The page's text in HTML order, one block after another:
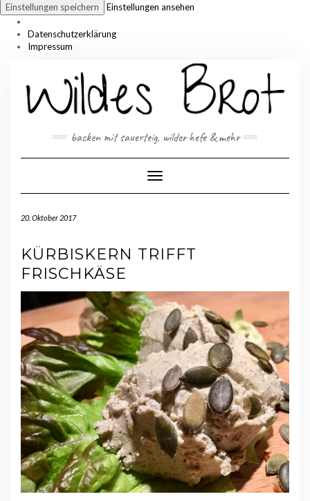
Einstellungen speichern
Einstellungen ansehen
Datenschutzerklärung
Impressum
content
backen mit sauerteig, wilder hefe & mehr
Toggle Navigation
20. Oktober 2017
KÜRBISKERN TRIFFT
FRISCHKÄSE